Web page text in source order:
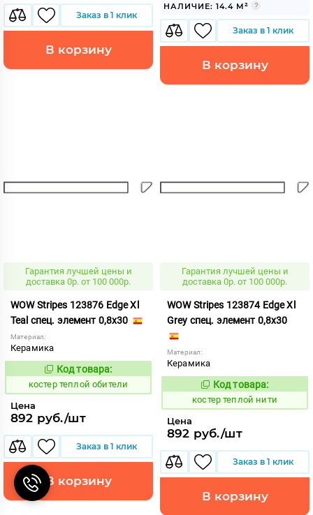
Заказ в 1 клик
В корзину
НАЛИЧИЕ: 14.4 М²
Заказ в 1 клик
В корзину
Гарантия лучшей цены и
доставка 0р. от 100 000р.
WOW Stripes 123876 Edge Xl
Teal спец. элемент 0,8x30
Материал:
Керамика
809437
Код товара:
костер теплой обители
Цена
892 руб./шт
Заказ в 1 клик
В корзину
Гарантия лучшей цены и
доставка 0р. от 100 000р.
WOW Stripes 123874 Edge Xl
Grey спец. элемент 0,8x30
Материал:
Керамика
809435
Код товара:
костер теплой нити
Цена
892 руб./шт
Заказ в 1 клик
В корзину